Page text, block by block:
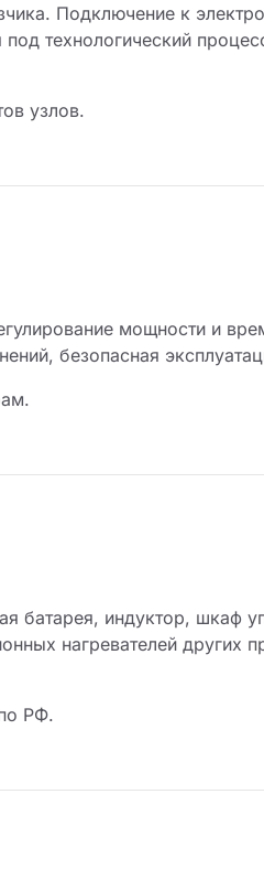
Подключение к
технологический
узлов.
мощности и
безопасная
батарея, индуктор, шкаф
нагревателей других
РФ.